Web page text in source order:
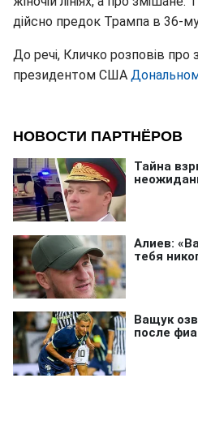
дійсно предок Трампа в 36-му
До речі, Кличко розповів
президентом США